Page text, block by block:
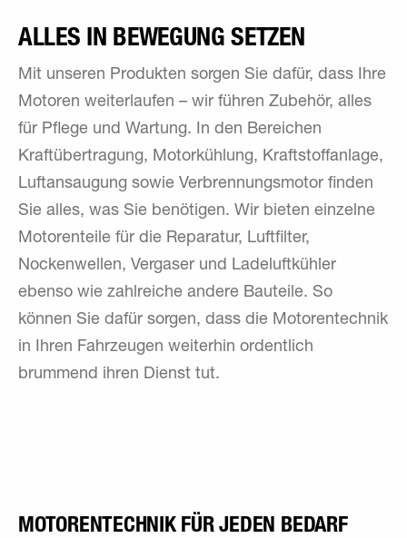
ALLES IN BEWEGUNG SETZEN
Mit unseren Produkten sorgen Sie dafür, dass Ihre
Motoren weiterlaufen – wir führen Zubehör, alles
für Pflege und Wartung. In den Bereichen
Kraftübertragung, Motorkühlung, Kraftstoffanlage,
Luftansaugung sowie Verbrennungsmotor finden
Sie alles, was Sie benötigen. Wir bieten einzelne
Motorenteile für die Reparatur, Luftfilter,
Nockenwellen, Vergaser und Ladeluftkühler
ebenso wie zahlreiche andere Bauteile. So
können Sie dafür sorgen, dass die Motorentechnik
in Ihren Fahrzeugen weiterhin ordentlich
brummend ihren Dienst tut.
MOTORENTECHNIK FÜR JEDEN BEDARF